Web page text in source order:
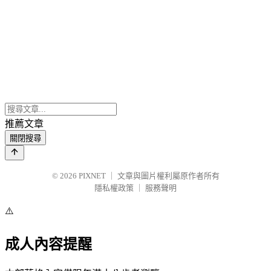
推薦文章
關閉搜尋
© 2026 PIXNET
文章與圖片權利屬原作者所有
隱私權政策
服務聲明
⚠️
成人內容提醒